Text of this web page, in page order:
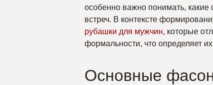
особенно важно понимать,
встреч. В контексте
рубашки для мужчин, которые
формальности, что определяет
Основные